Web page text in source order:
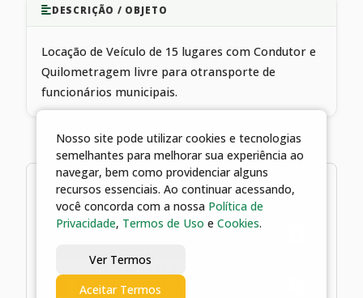
DESCRIÇÃO / OBJETO
Locação de Veículo de 15 lugares com Condutor e
Quilometragem livre para otransporte de
funcionários municipais.
2 arquivos
16/04/2026 14:13 | ATO
16/04/2026 14:13 |
EMPENHO:COOPERATIVA NACIONAL
Nosso site pode utilizar cookies e tecnologias
semelhantes para melhorar sua experiência ao
navegar, bem como providenciar alguns
recursos essenciais. Ao continuar acessando,
você concorda com a nossa Política de
Privacidade, Termos de Uso e Cookies.
Ver Termos
Aceitar Termos